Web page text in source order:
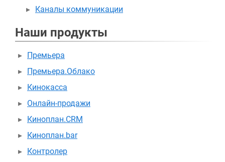
Каналы коммуникации
Наши продукты
Премьера
Премьера.Облако
Кинокасса
Онлайн-продажи
Киноплан.CRM
Киноплан.bar
Контролер